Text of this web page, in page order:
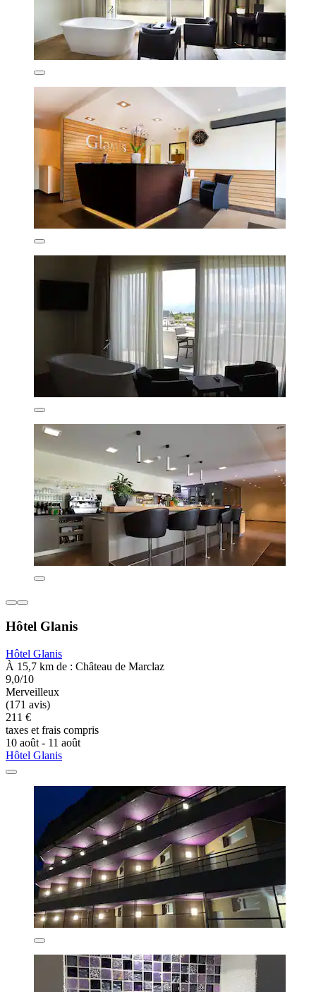
Hôtel Glanis
Hôtel Glanis
À 15,7 km de : Château de Marclaz
9,0/10
Merveilleux
(171 avis)
211 €
taxes et frais compris
10 août - 11 août
Hôtel Glanis